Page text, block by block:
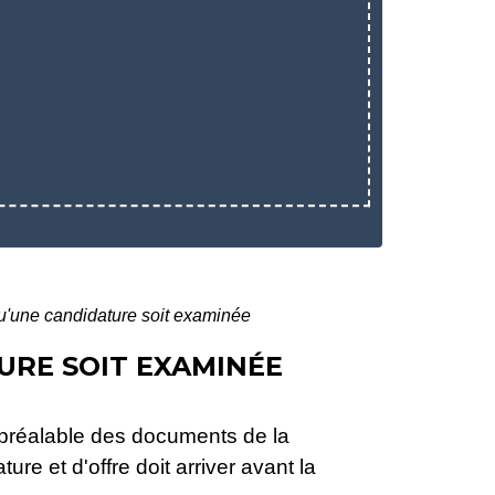
candidature soit examinée
SOIT EXAMINÉE
des documents de la
et d'offre doit arriver avant la